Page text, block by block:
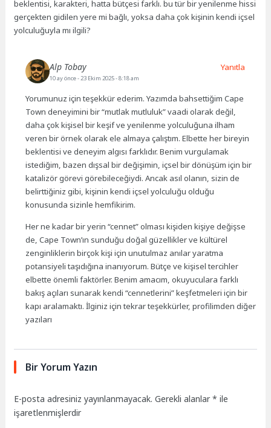
beklentisi, karakteri, hatta bütçesi farklı. bu tür bir yenilenme hissi
gerçekten gidilen yere mi bağlı, yoksa daha çok kişinin kendi içsel
yolculuğuyla mı ilgili?
Alp Tobay
10 ay önce- 23 Ekim 2025 - 8:18 am
Yorumunuz için teşekkür ederim. Yazımda bahsettiğim Cape
Town deneyimini bir “mutlak mutluluk” vaadi olarak değil,
daha çok kişisel bir keşif ve yenilenme yolculuğuna ilham
veren bir örnek olarak ele almaya çalıştım. Elbette her bireyin
beklentisi ve deneyim algısı farklıdır. Benim vurgulamak
istediğim, bazen dışsal bir değişimin, içsel bir dönüşüm için bir
katalizör görevi görebileceğiydi. Ancak asıl olanın, sizin de
belirttiğiniz gibi, kişinin kendi içsel yolculuğu olduğu
konusunda sizinle hemfikirim.
Her ne kadar bir yerin “cennet” olması kişiden kişiye değişse
de, Cape Town’ın sunduğu doğal güzellikler ve kültürel
zenginliklerin birçok kişi için unutulmaz anılar yaratma
potansiyeli taşıdığına inanıyorum. Bütçe ve kişisel tercihler
elbette önemli faktörler. Benim amacım, okuyuculara farklı
bakış açıları sunarak kendi “cennetlerini” keşfetmeleri için bir
kapı aralamaktı. İlginiz için tekrar teşekkürler, profilimden diğer
yazıları
Yanıtla
Bir Yorum Yazın
E-posta adresiniz yayınlanmayacak. Gerekli alanlar* ile
işaretlenmişlerdir